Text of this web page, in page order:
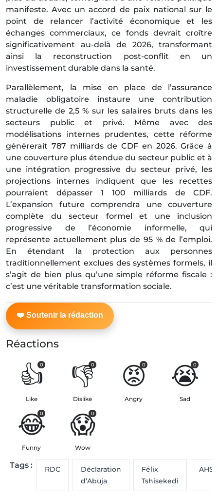
manifeste. Avec un accord de paix national sur le
point de relancer l’activité économique et les
échanges commerciaux, ce fonds devrait croître
significativement au-delà de 2026, transformant
ainsi la reconstruction post-conflit en un
investissement durable dans la santé.
Parallèlement, la mise en place de l’assurance
maladie obligatoire instaure une contribution
structurelle de 2,5 % sur les salaires bruts dans les
secteurs public et privé. Même avec des
modélisations internes prudentes, cette réforme
générerait 787 milliards de CDF en 2026. Grâce à
une couverture plus étendue du secteur public et à
une intégration progressive du secteur privé, les
projections internes indiquent que les recettes
pourraient dépasser 1 100 milliards de CDF.
L’expansion future comprendra une couverture
complète du secteur formel et une inclusion
progressive de l’économie informelle, qui
représente actuellement plus de 95 % de l’emploi.
En étendant la protection aux personnes
traditionnellement exclues des systèmes formels, il
s’agit de bien plus qu’une simple réforme fiscale :
c’est une véritable transformation sociale.
Réactions
👍
0
Like
👎
0
Dislike
😡
0
Angry
😭
0
Sad
😂
0
Funny
😱
0
Wow
Tags : RDC
Déclaration
d’Abuja
Félix
Tshisekedi
AHSS